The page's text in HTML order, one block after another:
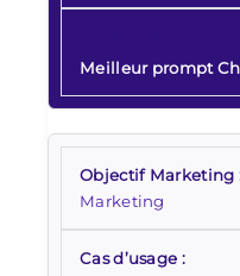
Meilleur prompt
Marketing